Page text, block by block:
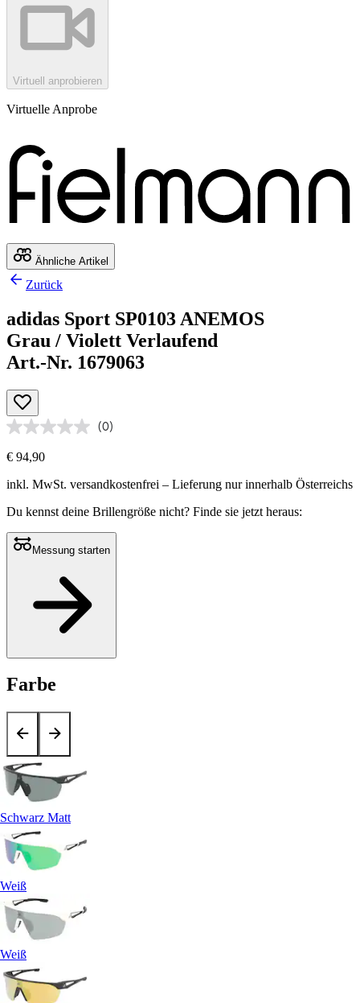
Virtuell anprobieren
Virtuelle Anprobe
Ähnliche Artikel
Zurück
adidas Sport SP0103 ANEMOS
Grau / Violett Verlaufend
Art.-Nr. 1679063
(0)
€ 94,90
inkl. MwSt. versandkostenfrei – Lieferung nur innerhalb Österreichs
Du kennst deine Brillengröße nicht? Finde sie jetzt heraus:
Messung starten
Farbe
Schwarz Matt
Weiß
Weiß